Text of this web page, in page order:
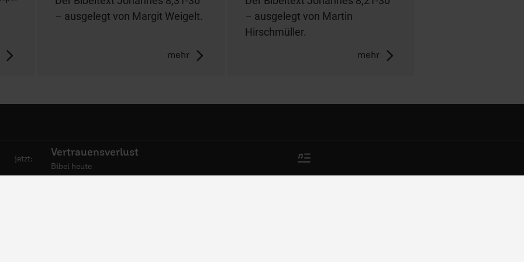
– ausgelegt von Margit Weigelt.
mehr
– ausgelegt von Martin
Hirschmüller.
mehr
Datenschutz
jetzt: Vertrauensverlust
Bibel heute